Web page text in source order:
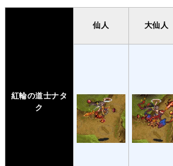
紅輪の道士ナタ
ク
仙人 大仙人